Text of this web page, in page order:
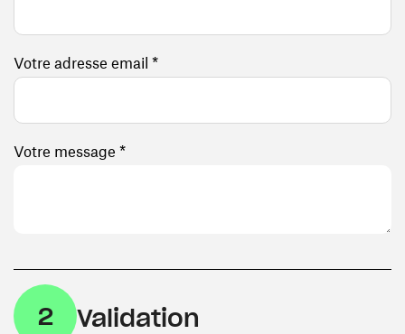
Votre adresse email *
Votre message *
2 Validation